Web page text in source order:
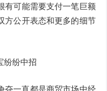
有可能需要支付一笔巨额
方公开表态和更多的细节
纷纷中招
夺一直都是商贸市场中经